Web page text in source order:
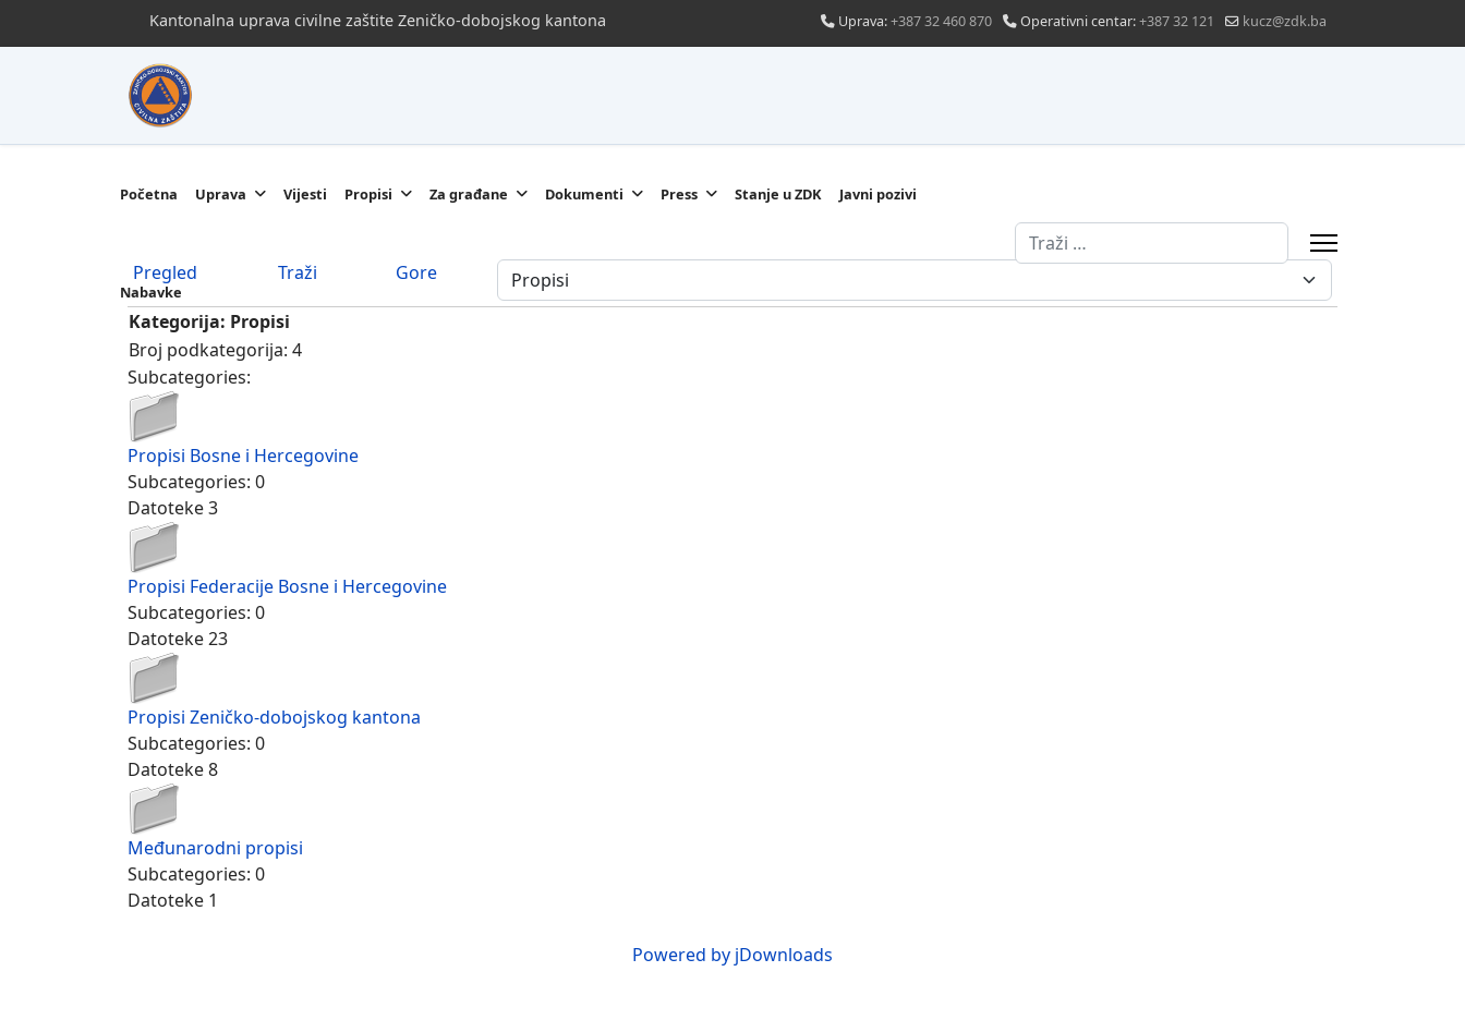
Kantonalna uprava civilne zaštite Zeničko-dobojskog kantona Uprava:+387 32 460 870 Operativni centar:+387 32 121 kucz@zdk.ba
Početna Uprava Vijesti Propisi Za građane Dokumenti Press Stanje u ZDK Javni pozivi
Nabavke
Traži
Pregled
Traži Gore
Kategorija: Propisi
Broj podkategorija: 4
Subcategories:
Propisi Bosne i Hercegovine
Subcategories: 0
Datoteke 3
Propisi Federacije Bosne i Hercegovine
Subcategories: 0
Datoteke 23
Propisi Zeničko-dobojskog kantona
Subcategories: 0
Datoteke 8
Međunarodni propisi
Subcategories: 0
Datoteke 1
Powered by jDownloads